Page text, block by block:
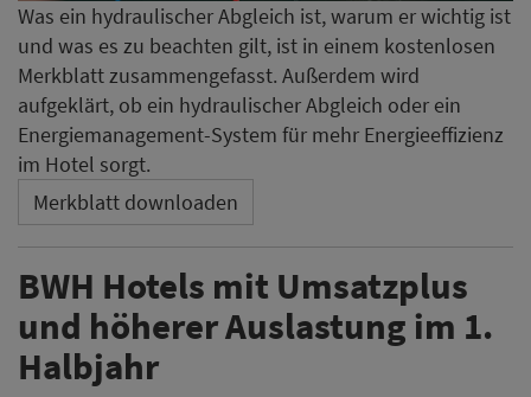
Was ein hydraulischer Abgleich ist, warum er wichtig ist
und was es zu beachten gilt, ist in einem kostenlosen
Merkblatt zusammengefasst. Außerdem wird
aufgeklärt, ob ein hydraulischer Abgleich oder ein
Energiemanagement-System für mehr Energieeffizienz
im Hotel sorgt.
Merkblatt downloaden
BWH Hotels mit Umsatzplus
und höherer Auslastung im 1.
Halbjahr